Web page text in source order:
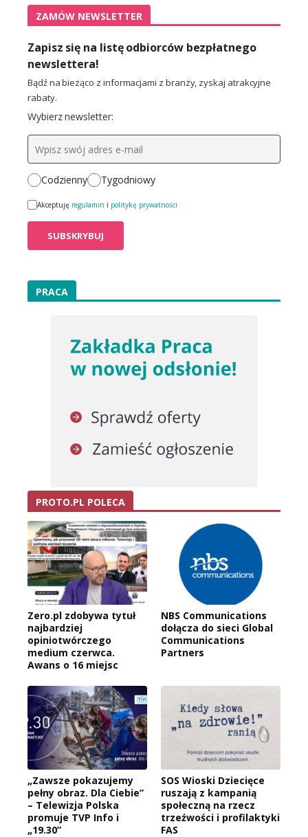
ZAMÓW NEWSLETTER
Zapisz się na listę odbiorców bezpłatnego
newslettera!
Bądź na bieżąco z informacjami z branży, zyskaj atrakcyjne
rabaty.
Wybierz newsletter:
Codzienny Tygodniowy
Akceptuję regulamin i politykę prywatności
PRACA
PROTO.PL POLECA
Zero.pl zdobywa tytuł
najbardziej
opiniotwórczego
medium czerwca.
Awans o 16 miejsc
NBS Communications
dołącza do sieci Global
Communications
Partners
„Zawsze pokazujemy
pełny obraz. Dla Ciebie”
– Telewizja Polska
promuje TVP Info i
„19.30”
SOS Wioski Dziecięce
ruszają z kampanią
społeczną na rzecz
trzeźwości i profilaktyki
FAS